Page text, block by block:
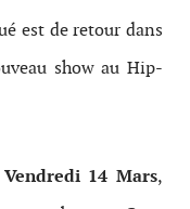
est de retour dans
show au Hip-
Vendredi 14 Mars,